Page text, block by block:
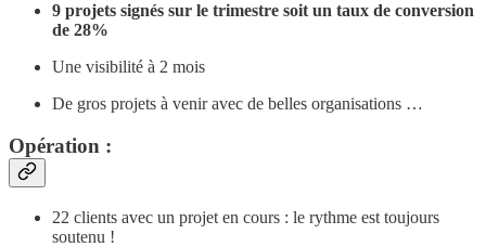
9 projets signés sur le trimestre soit un taux de conversion
de 28%
Une visibilité à 2 mois
De gros projets à venir avec de belles organisations …
Opération :
22 clients avec un projet en cours : le rythme est toujours
soutenu !